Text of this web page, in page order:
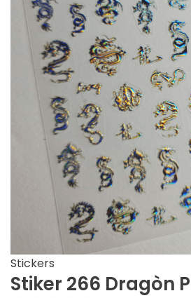
Stickers
Stiker 266 Dragòn